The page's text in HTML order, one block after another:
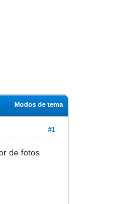
Modos de tema
#1
de fotos